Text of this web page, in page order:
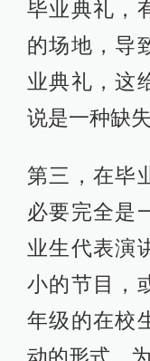
毕业典礼，
的场地，导
业典礼，这
说是一种缺
第三，在毕
必要完全是
业生代表演
小的节目，
年级的在校
动的形式，